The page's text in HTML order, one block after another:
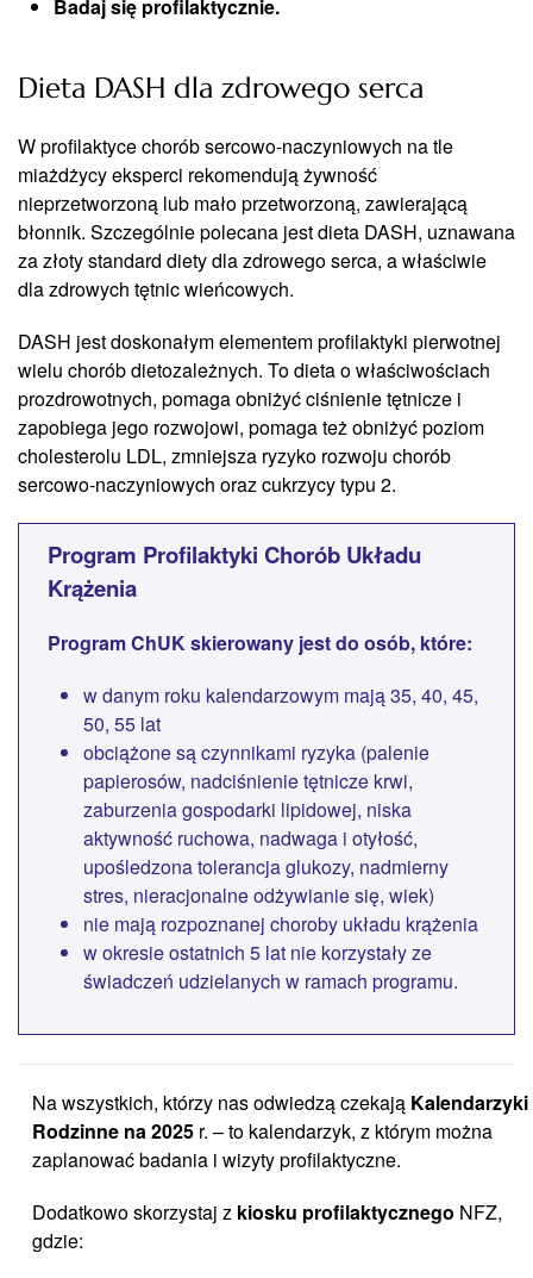
Badaj się profilaktycznie.
Dieta DASH dla zdrowego serca
W profilaktyce chorób sercowo-naczyniowych na tle
miażdżycy eksperci rekomendują żywność
nieprzetworzoną lub mało przetworzoną, zawierającą
błonnik. Szczególnie polecana jest dieta DASH, uznawana
za złoty standard diety dla zdrowego serca, a właściwie
dla zdrowych tętnic wieńcowych.
DASH jest doskonałym elementem profilaktyki pierwotnej
wielu chorób dietozależnych. To dieta o właściwościach
prozdrowotnych, pomaga obniżyć ciśnienie tętnicze i
zapobiega jego rozwojowi, pomaga też obniżyć poziom
cholesterolu LDL, zmniejsza ryzyko rozwoju chorób
sercowo-naczyniowych oraz cukrzycy typu 2.
Program Profilaktyki Chorób Układu
Krążenia
Program ChUK skierowany jest do osób, które:
w danym roku kalendarzowym mają 35, 40, 45,
50, 55 lat
obciążone są czynnikami ryzyka (palenie
papierosów, nadciśnienie tętnicze krwi,
zaburzenia gospodarki lipidowej, niska
aktywność ruchowa, nadwaga i otyłość,
upośledzona tolerancja glukozy, nadmierny
stres, nieracjonalne odżywianie się, wiek)
nie mają rozpoznanej choroby układu krążenia
w okresie ostatnich 5 lat nie korzystały ze
świadczeń udzielanych w ramach programu.
Na wszystkich, którzy nas odwiedzą czekają Kalendarzyki
Rodzinne na 2025 r. – to kalendarzyk, z którym można
zaplanować badania i wizyty profilaktyczne.
Dodatkowo skorzystaj z kiosku profilaktycznego NFZ,
gdzie: